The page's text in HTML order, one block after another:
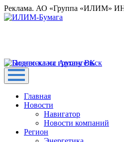
Реклама. АО «Группа «ИЛИМ»
Главная
Новости
Навигатор
Новости компаний
Регион